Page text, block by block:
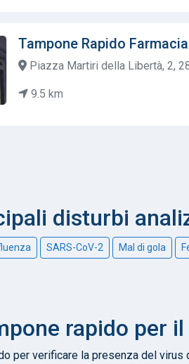
Tampone Rapido
Piazza Martiri della Libertà, 2,
9.5 km
disturbi
SARS-CoV-2 Mal di gola
rapido per il
per verificare la presenza del